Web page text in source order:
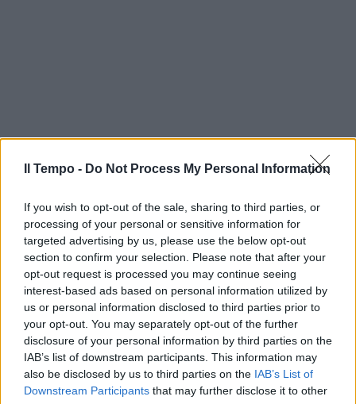
Il Tempo - Do Not Process My Personal Information
If you wish to opt-out of the sale, sharing to third parties, or
processing of your personal or sensitive information for
targeted advertising by us, please use the below opt-out
section to confirm your selection. Please note that after your
opt-out request is processed you may continue seeing
interest-based ads based on personal information utilized by
us or personal information disclosed to third parties prior to
your opt-out. You may separately opt-out of the further
disclosure of your personal information by third parties on the
IAB’s list of downstream participants. This information may
also be disclosed by us to third parties on the IAB’s List of
Downstream Participants that may further disclose it to other